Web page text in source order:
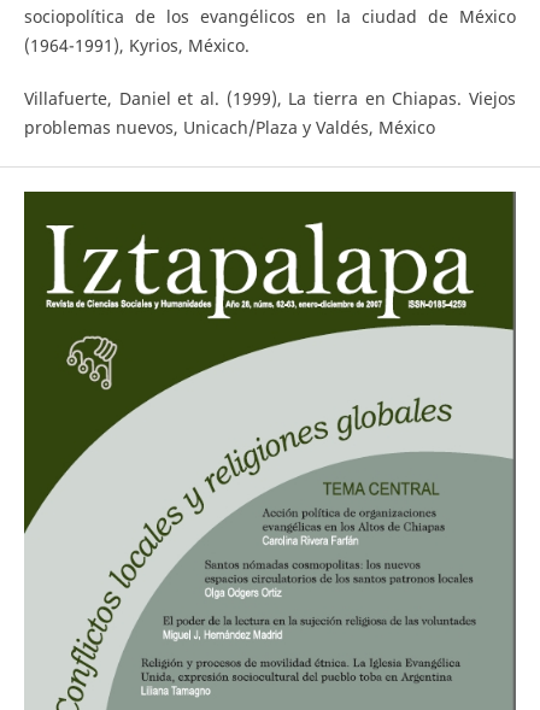
sociopolítica de los evangélicos en la ciudad de México
(1964-1991), Kyrios, México.
Villafuerte, Daniel et al. (1999), La tierra en Chiapas. Viejos
problemas nuevos, Unicach/Plaza y Valdés, México